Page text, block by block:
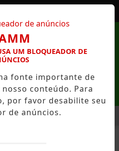
QUE PODEM
UM BLOQUEADOR DE
fonte importante de
conteúdo. Para
por favor desabilite seu
de anúncios.